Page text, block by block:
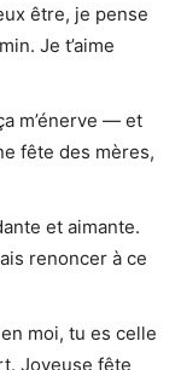
être, je pense
Je t’aime
m’énerve — et
fête des mères,
et aimante.
renoncer à ce
moi, tu es celle
Joyeuse fête